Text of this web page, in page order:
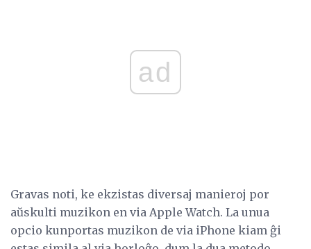
ad
Gravas noti, ke ekzistas diversaj manieroj por
aŭskulti muzikon en via Apple Watch. La unua
opcio kunportas muzikon de via iPhone kiam ĝi